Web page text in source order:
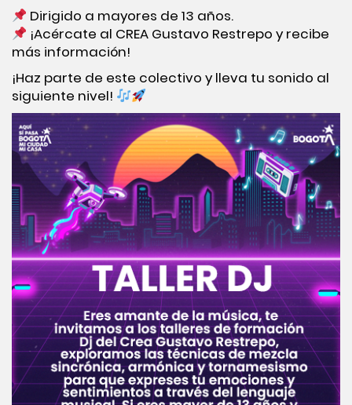
Dirigido a mayores de 13 años.
¡Acércate al CREA Gustavo Restrepo y recibe
más información!
¡Haz parte de este colectivo y lleva tu sonido al
siguiente nivel!